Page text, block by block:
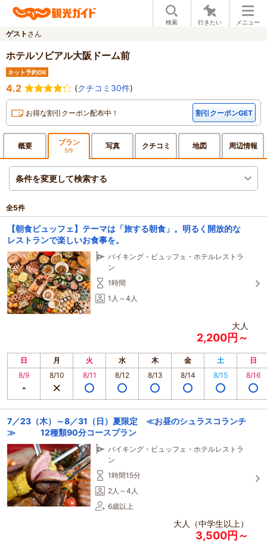
検索 行きたい メニュー
ゲスト さん
ホテルソビアル大阪ドーム前
ネット予約OK
4.2 (クチコミ30件)
お得な割引クーポン配布中！ 割引クーポンGET
概要 プラン
5件 写真 クチコミ 地図 周辺情報
条件を変更して検索する
全5件
【朝食ビュッフェ】テーマは「旅する朝食」。明るく開放的な
レストランで楽しいお食事を。
バイキング・ビュッフェ・ホテルレストラ
ン
1時間
1人～4人
大人
2,200円～
日 月 火 水 木 金 土
日
8/9
8/10 8/11 8/12 8/13 8/14 8/15 8/16
7／23（木）～8／31（日）夏限定 ≪お昼のシュラスコランチ
≫ 12種類90分コースプラン
バイキング・ビュッフェ・ホテルレストラ
ン
1時間15分
2人～4人
6歳以上
大人（中学生以上）
3,500円～